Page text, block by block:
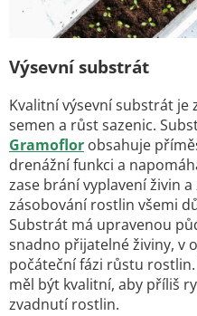
Výsevní substrát
Kvalitní výsevní substrát
semen a růst sazenic.
Gramoflor obsahuje
drenážní funkci a
zase brání vyplavení živin
zásobování rostlin všemi
Substrát má upravenou
snadno přijatelné živiny, v
počáteční fázi růstu rostlin.
měl být kvalitní, aby příliš
zvadnutí rostlin.